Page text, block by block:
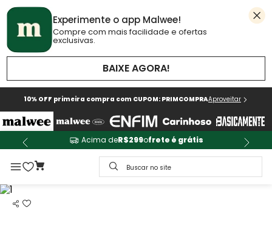
Experimente o app Malwee!
Compre com mais facilidade e ofertas
exclusivas.
BAIXE AGORA!
10% OFF primeira compra com CUPOM: PRIMCOMPRAAproveitar
Acima deR$299ofrete é grátis
Buscar no site